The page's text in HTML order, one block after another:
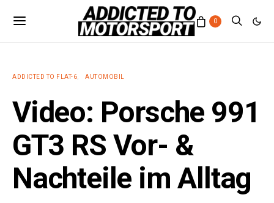
0
ADDICTED TO FLAT-6 AUTOMOBIL
Video: Porsche 991
GT3 RS Vor- &
Nachteile im Alltag